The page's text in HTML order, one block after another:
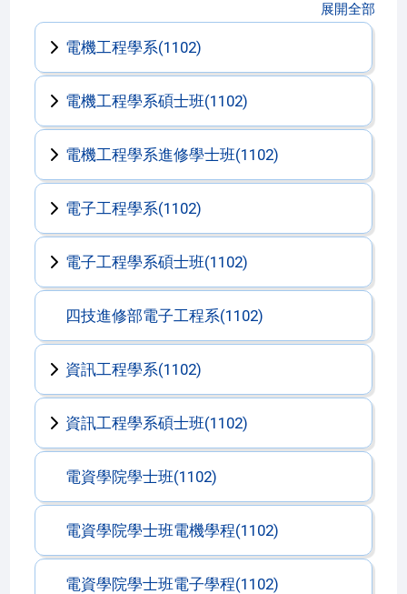
展開全部
電機工程學系(1102)
電機工程學系碩士班(1102)
電機工程學系進修學士班(1102)
電子工程學系(1102)
電子工程學系碩士班(1102)
四技進修部電子工程系(1102)
資訊工程學系(1102)
資訊工程學系碩士班(1102)
電資學院學士班(1102)
電資學院學士班電機學程(1102)
電資學院學士班電子學程(1102)